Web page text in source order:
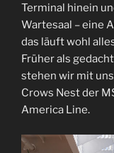
Terminal hinein
Wartesaal – eine
das läuft wohl
Früher als
stehen wir mit
Crows Nest der
America Line.